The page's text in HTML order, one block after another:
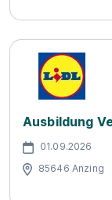
Ausbildung
01.09.2026
85646 Anzing